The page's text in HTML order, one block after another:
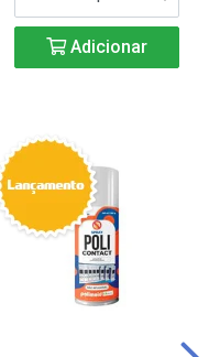
Adicionar